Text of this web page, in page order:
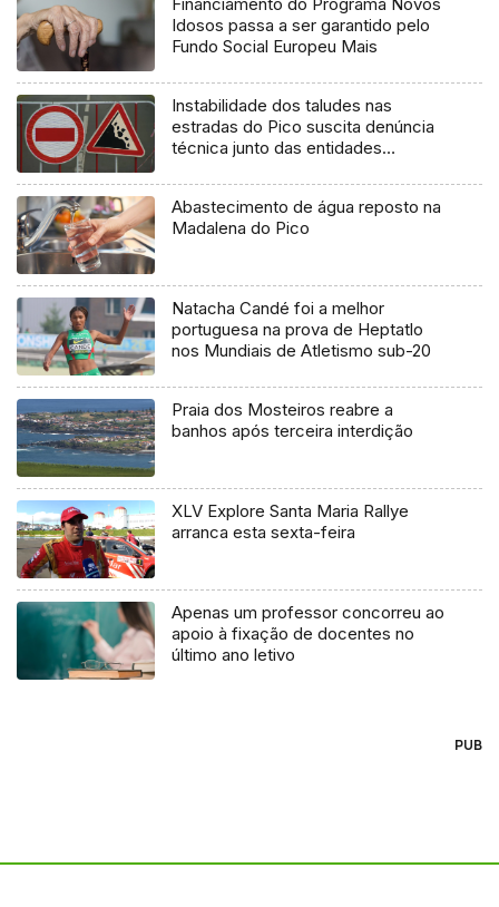
Financiamento do Programa Novos
Idosos passa a ser garantido pelo
Fundo Social Europeu Mais
Instabilidade dos taludes nas
estradas do Pico suscita denúncia
técnica junto das entidades
Abastecimento de água reposto na
Madalena do Pico
Natacha Candé foi a melhor
portuguesa na prova de Heptatlo
nos Mundiais de Atletismo sub-20
Praia dos Mosteiros reabre a
banhos após terceira interdição
XLV Explore Santa Maria Rallye
arranca esta sexta-feira
Apenas um professor concorreu ao
apoio à fixação de docentes no
último ano letivo
PUB